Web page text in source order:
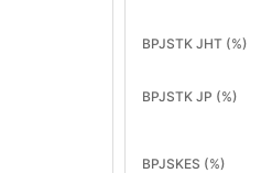
BPJSTK JHT (%)
BPJSTK JP (%)
BPJSKES (%)